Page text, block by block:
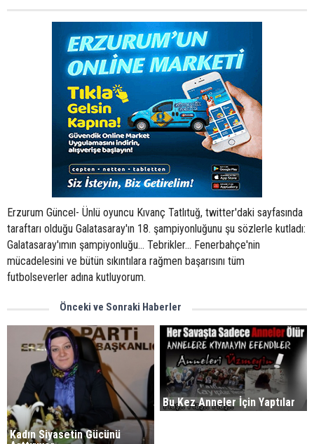
Erzurum Güncel- Ünlü oyuncu Kıvanç Tatlıtuğ, twitter'daki sayfasında
taraftarı olduğu Galatasaray'ın 18. şampiyonluğunu şu sözlerle kutladı:
Galatasaray'ımın şampiyonluğu... Tebrikler... Fenerbahçe'nin
mücadelesini ve bütün sıkıntılara rağmen başarısını tüm
futbolseverler adına kutluyorum.
Önceki ve Sonraki Haberler
Kadın Siyasetin Gücünü
Bu Kez Anneler İçin Yaptılar